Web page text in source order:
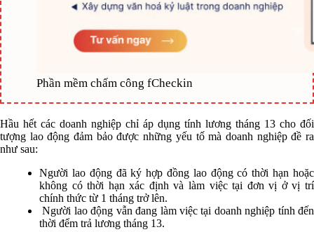
Phần mềm chấm công fCheckin
Hầu hết các doanh nghiệp chỉ áp dụng tính lương tháng 13 cho đối
tượng lao động đảm bảo được những yếu tố mà doanh nghiệp đề ra
như sau:
Người lao động đã ký hợp đồng lao động có thời hạn hoặc
không có thời hạn xác định và làm việc tại đơn vị ở vị trí
chính thức từ 1 tháng trở lên.
Người lao động vẫn đang làm việc tại doanh nghiệp tính đến
thời đểm trả lương tháng 13.